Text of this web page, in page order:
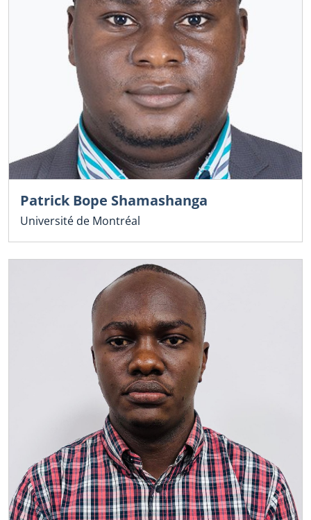
Patrick Bope Shamashanga
Université de Montréal